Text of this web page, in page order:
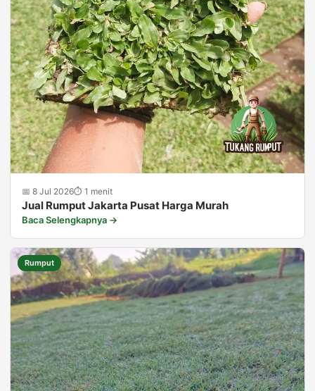
📅 8 Jul 2026⏱ 1 menit
Jual Rumput Jakarta Pusat Harga Murah
Baca Selengkapnya →
Rumput